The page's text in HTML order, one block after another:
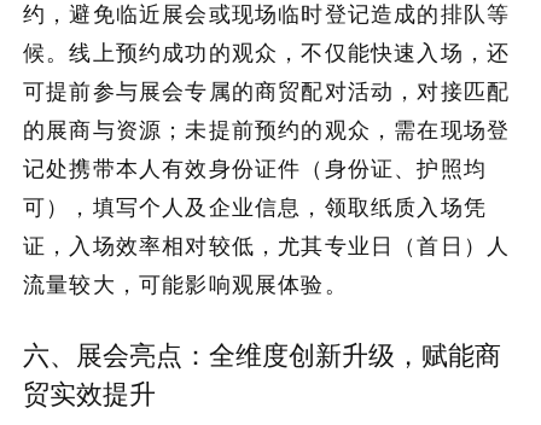
约，避免临近展会或现场临时登记造成的排队等
候。线上预约成功的观众，不仅能快速入场，还
可提前参与展会专属的商贸配对活动，对接匹配
的展商与资源；未提前预约的观众，需在现场登
记处携带本人有效身份证件（身份证、护照均
可），填写个人及企业信息，领取纸质入场凭
证，入场效率相对较低，尤其专业日（首日）人
流量较大，可能影响观展体验。
六、展会亮点：全维度创新升级，赋能商
贸实效提升